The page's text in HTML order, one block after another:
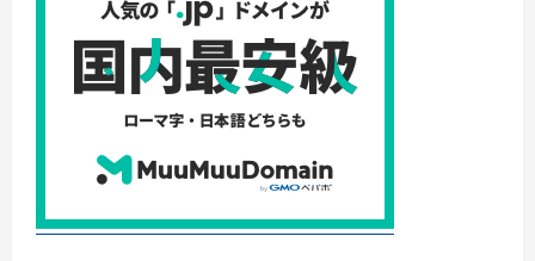
週
旅
行
も
夢
じ
ゃ
い
超
お
得